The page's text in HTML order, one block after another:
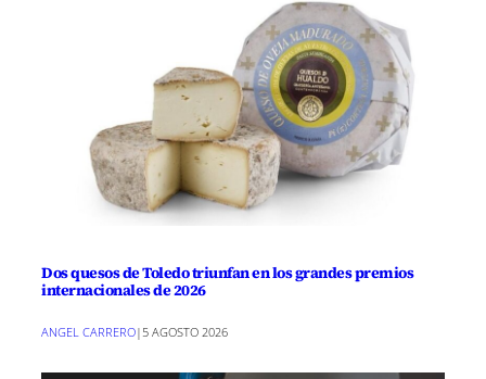
Dos quesos de Toledo triunfan en los grandes premios
internacionales de 2026
ANGEL CARRERO| 5 AGOSTO 2026